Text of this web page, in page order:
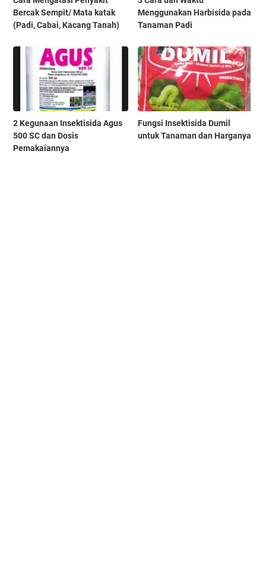
Bercak Sempit/ Mata katak
(Padi, Cabai, Kacang Tanah)
Menggunakan Harbisida pada
Tanaman Padi
2 Kegunaan Insektisida Agus
500 SC dan Dosis
Pemakaiannya
Fungsi Insektisida Dumil
untuk Tanaman dan Harganya